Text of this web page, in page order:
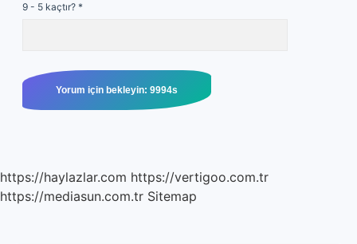
9 - 5 kaçtır? *
https://haylazlar.com https://vertigoo.com.tr
https://mediasun.com.tr Sitemap